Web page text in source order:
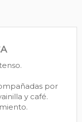
por
y café.